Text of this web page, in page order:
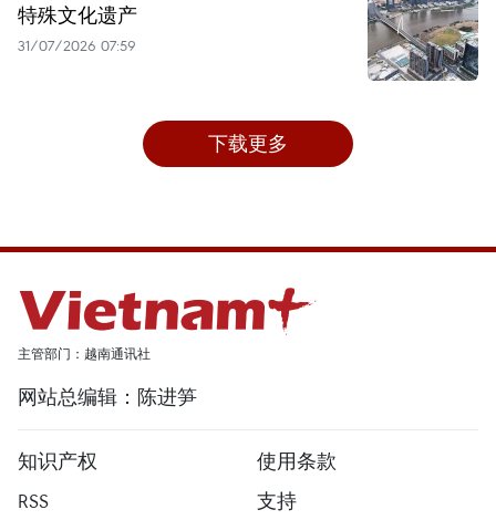
特殊文化遗产
31/07/2026 07:59
下载更多
主管部门：越南通讯社
网站总编辑：陈进笋
知识产权
使用条款
RSS
支持